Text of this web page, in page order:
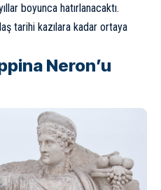
boyunca hatırlanacaktı.
tarihi kazılara kadar ortaya
Neron’u